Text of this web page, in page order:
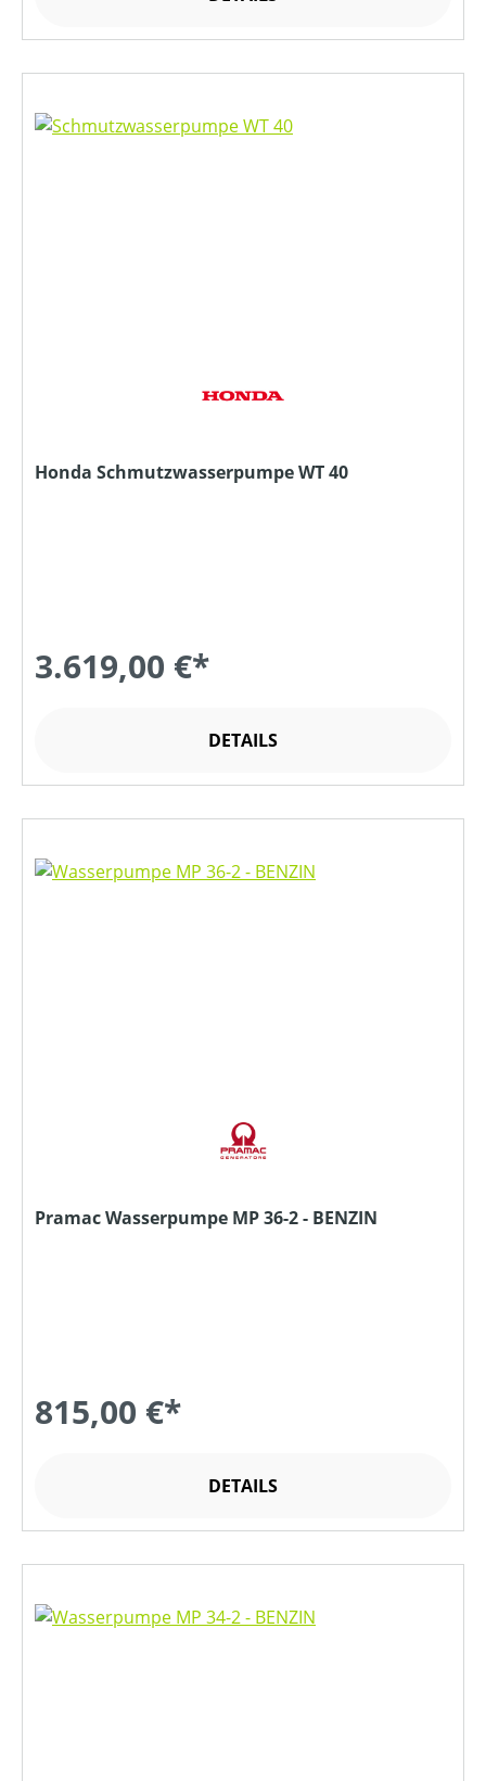
Honda Schmutzwasserpumpe WT 40
3.619,00 €*
DETAILS
Pramac Wasserpumpe MP 36-2 - BENZIN
815,00 €*
DETAILS